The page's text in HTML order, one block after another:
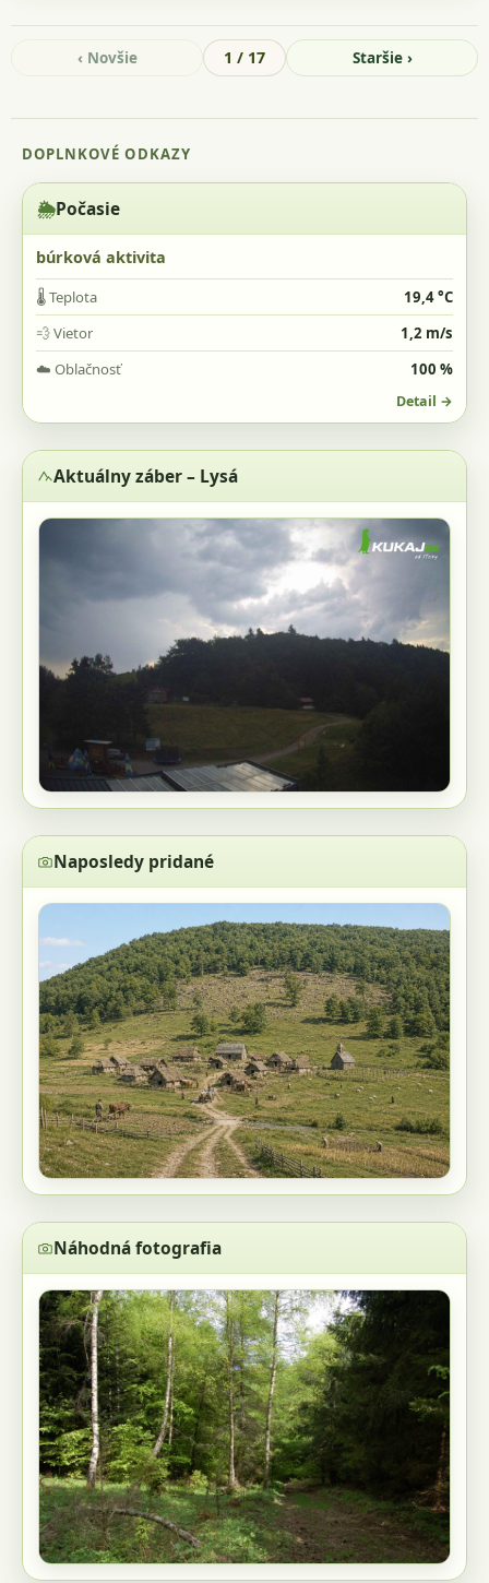
‹ Novšie 1 / 17 Staršie ›
🌦️Počasie
búrková aktivita
🌡️Teplota
19,4 °C
💨Vietor
1,2 m/s
☁️ Oblačnosť 100 %
Detail →
Aktuálny záber – Lysá
Naposledy pridané
Náhodná fotografia